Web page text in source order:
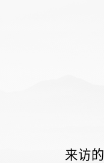
来访的